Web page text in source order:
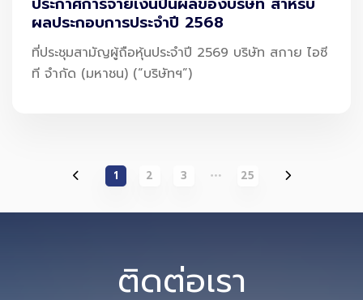
ผลประกอบการประจำปี 2568
ที่ประชุมสามัญผู้ถือหุ้นประจำปี 2569 บริษัท สกาย ไอซี
ที จำกัด (มหาชน) (“บริษัทฯ”)
1 2 3 25
ติดต่อเรา